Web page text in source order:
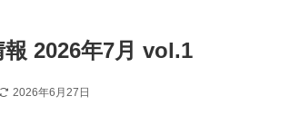
2026年7月 vol.1
2026年6月27日